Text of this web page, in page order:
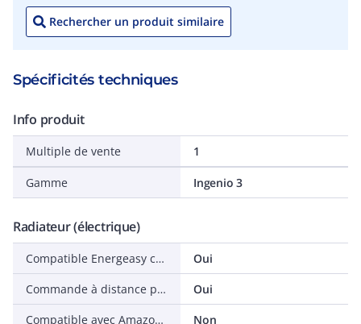
Rechercher un produit similaire
Spécificités techniques
Info produit
Multiple de vente 1
Gamme Ingenio 3
Radiateur (électrique)
Compatible Energeasy connect
Oui
Commande à distance possible
Oui
Compatible avec Amazon Alexa
Non